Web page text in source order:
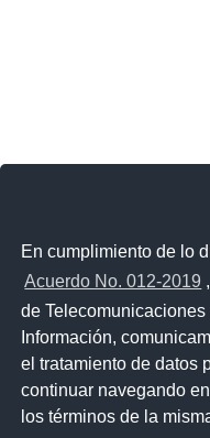
En cumplimiento de lo
Acuerdo No. 012-2019
de
Información,
el tratamiento de datos
continuar navegando
los términos de la